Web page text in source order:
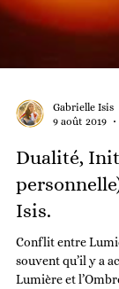
9 août 2019
Dualité,
Isis.
Conflit entre